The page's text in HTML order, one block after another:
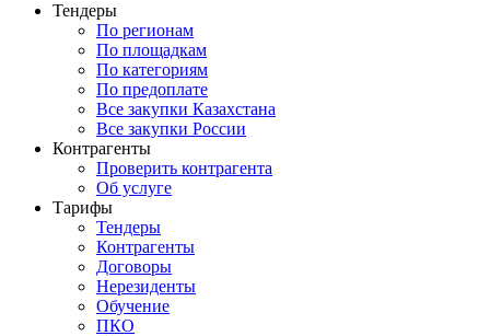
Тендеры
По регионам
По площадкам
По категориям
По предоплате
Все закупки Казахстана
Все закупки России
Контрагенты
Проверить контрагента
Об услуге
Тарифы
Тендеры
Контрагенты
Договоры
Нерезиденты
Обучение
ПКО